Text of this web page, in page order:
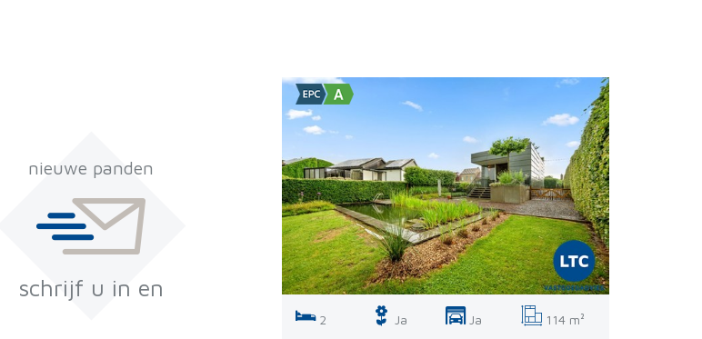
nieuwe panden
schrijf u in en
2 Ja Ja 114 m²